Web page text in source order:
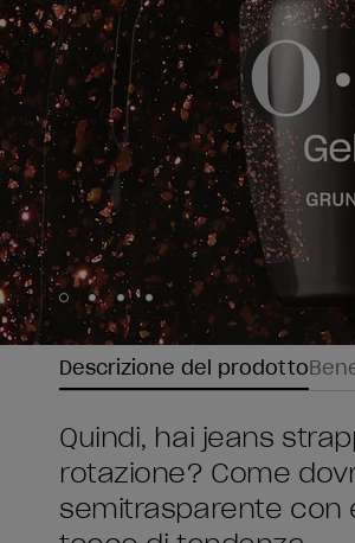
Skip to slide
Skip to slide 2
Skip to slide 3
Skip to slide
Descrizione del prodotto
Quindi, hai jeans
rotazione? Come
semitrasparente con